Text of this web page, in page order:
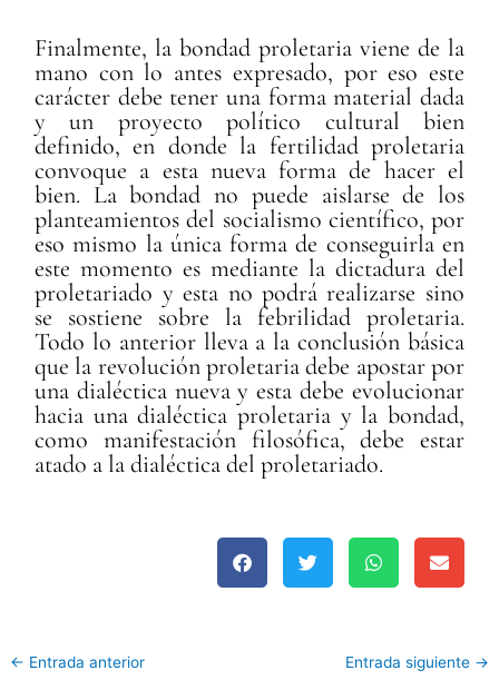
Finalmente, la bondad proletaria viene de la
mano con lo antes expresado, por eso este
carácter debe tener una forma material dada
y un proyecto político cultural bien
definido, en donde la fertilidad proletaria
convoque a esta nueva forma de hacer el
bien. La bondad no puede aislarse de los
planteamientos del socialismo científico, por
eso mismo la única forma de conseguirla en
este momento es mediante la dictadura del
proletariado y esta no podrá realizarse sino
se sostiene sobre la febrilidad proletaria.
Todo lo anterior lleva a la conclusión básica
que la revolución proletaria debe apostar por
una dialéctica nueva y esta debe evolucionar
hacia una dialéctica proletaria y la bondad,
como manifestación filosófica, debe estar
atado a la dialéctica del proletariado.
← Entrada anterior Entrada siguiente →